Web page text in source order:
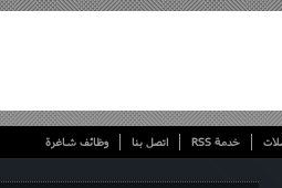
خدمة RSS اتصل بنا وظائف شاغرة